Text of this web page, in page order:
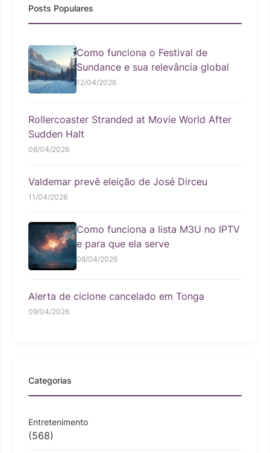
Posts Populares
Como funciona o Festival de
Sundance e sua relevância global
12/04/2026
Rollercoaster Stranded at Movie World After
Sudden Halt
08/04/2026
Valdemar prevê eleição de José Dirceu
11/04/2026
Como funciona a lista M3U no IPTV
e para que ela serve
08/04/2026
Alerta de ciclone cancelado em Tonga
09/04/2026
Categorias
Entretenimento
(568)